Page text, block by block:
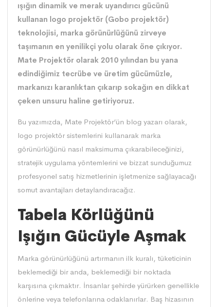
ışığın dinamik ve merak uyandırıcı gücünü
kullanan logo projektör (Gobo projektör)
teknolojisi, marka görünürlüğünü zirveye
taşımanın en yenilikçi yolu olarak öne çıkıyor.
Mate Projektör olarak 2010 yılından bu yana
edindiğimiz tecrübe ve üretim gücümüzle,
markanızı karanlıktan çıkarıp sokağın en dikkat
çeken unsuru haline getiriyoruz.
Bu yazımızda, Mate Projektör’ün blog yazarı olarak,
logo projektör sistemlerini kullanarak marka
görünürlüğünü nasıl maksimuma çıkarabileceğinizi,
stratejik uygulama yöntemlerini ve bizzat sunduğumuz
profesyonel satış hizmetlerinin işletmenize sağlayacağı
somut avantajları detaylandıracağız.
Tabela Körlüğünü
Işığın Gücüyle Aşmak
Marka görünürlüğünü artırmanın ilk kuralı, tüketicinin
beklemediği bir anda, beklemediği bir noktada
karşısına çıkmaktır. İnsanlar şehirde yürürken genellikle
önlerine veya telefonlarına odaklanırlar. Baş hizasının